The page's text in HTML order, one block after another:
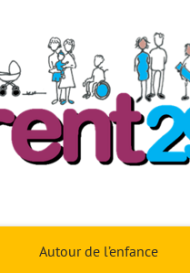
Autour de l’enfance